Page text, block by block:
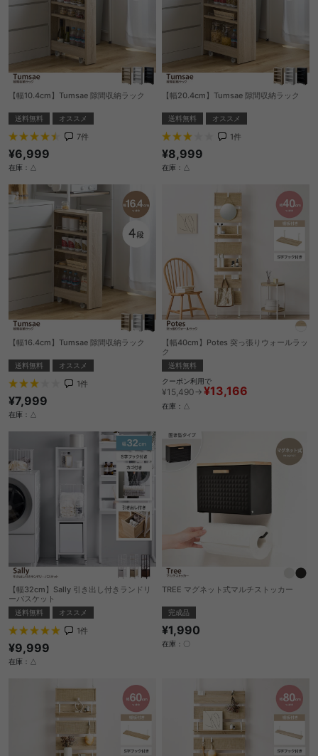
【幅10.4cm】Tumsae 隙間収納ラック
送料無料 オススメ
7件
¥6,999
在庫：△
【幅20.4cm】Tumsae 隙間収納ラック
送料無料 オススメ
1件
¥8,999
在庫：△
【幅16.4cm】Tumsae 隙間収納ラック
送料無料 オススメ
1件
¥7,999
在庫：△
【幅40cm】Potes 突っ張りウォールラッ
ク
送料無料
クーポン利用で
¥15,490→ ¥13,166
在庫：△
【幅32cm】Sally 引き出し付きランドリ
ーバスケット
送料無料 オススメ
1件
¥9,999
在庫：△
TREE マグネット式マルチストッカー
完成品
¥1,990
在庫：〇